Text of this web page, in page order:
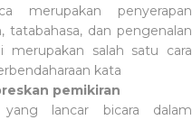
merupakan penyerapan
tatabahasa, dan pengenalan
merupakan salah satu cara
kata
pemikiran
lancar bicara dalam